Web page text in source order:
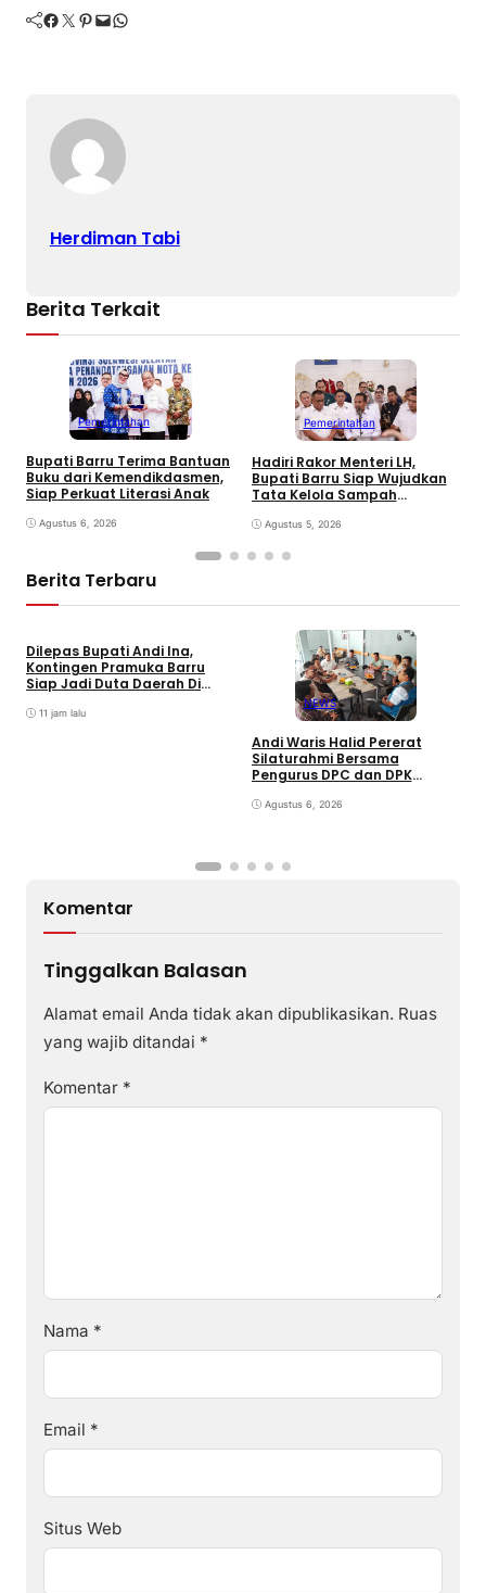
Facebook Twitter Pinterest Mail WhatsApp
Herdiman Tabi
Berita Terkait
Pemerintahan
Bupati Barru Terima Bantuan
Buku dari Kemendikdasmen,
Siap Perkuat Literasi Anak
Agustus 6, 2026
Pemerintahan
Hadiri Rakor Menteri LH,
Bupati Barru Siap Wujudkan
Tata Kelola Sampah
Agustus 5, 2026
Berita Terbaru
Dilepas Bupati Andi Ina,
Kontingen Pramuka Barru
Siap Jadi Duta Daerah Di
11 jam lalu
NEWS
Andi Waris Halid Pererat
Silaturahmi Bersama
Pengurus DPC dan DPK
Agustus 6, 2026
Komentar
Tinggalkan Balasan
Alamat email Anda tidak akan dipublikasikan. Ruas
yang wajib ditandai *
Komentar *
Nama *
Email *
Situs Web